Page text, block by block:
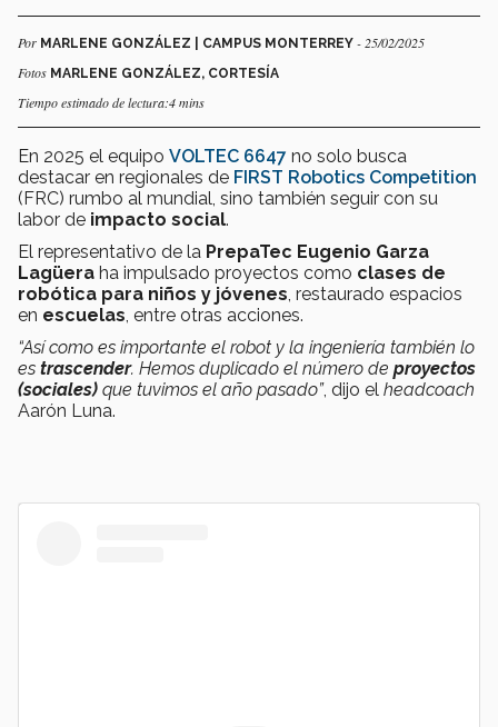
Por MARLENE GONZÁLEZ | CAMPUS MONTERREY - 25/02/2025
Fotos MARLENE GONZÁLEZ, CORTESÍA
Tiempo estimado de lectura:4 mins
En 2025 el equipo VOLTEC 6647 no solo busca
destacar en regionales de FIRST Robotics Competition
(FRC) rumbo al mundial, sino también seguir con su
labor de impacto social.
El representativo de la PrepaTec Eugenio Garza
Lagüera ha impulsado proyectos como clases de
robótica para niños y jóvenes , restaurado espacios
en escuelas , entre otras acciones.
“Así como es importante el robot y la ingeniería también lo
es trascender. Hemos duplicado el número de proyectos
(sociales) que tuvimos el año pasado”, dijo el headcoach
Aarón Luna.